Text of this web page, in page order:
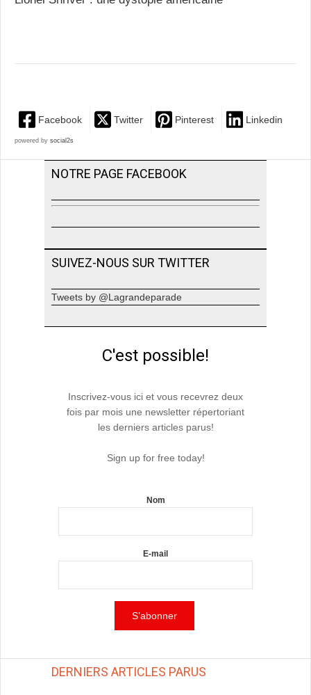
Facebook Twitter Pinterest Linkedin
powered by social2s
NOTRE PAGE FACEBOOK
SUIVEZ-NOUS SUR TWITTER
Tweets by @Lagrandeparade
C'est possible!
Inscrivez-vous ici et vous recevrez deux
fois par mois une newsletter répertoriant
les derniers articles parus!
Sign up for free today!
Nom
E-mail
DERNIERS ARTICLES PARUS